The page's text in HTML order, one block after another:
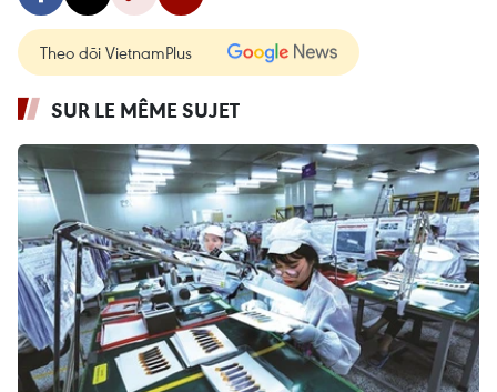
Theo dõi VietnamPlus
SUR LE MÊME SUJET